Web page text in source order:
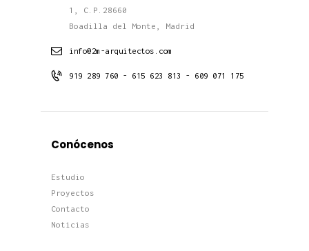
1, C.P.28660
Boadilla del Monte, Madrid
info@2m-arquitectos.com
919 289 760 - 615 623 813 - 609 071 175
Conócenos
Estudio
Proyectos
Contacto
Noticias